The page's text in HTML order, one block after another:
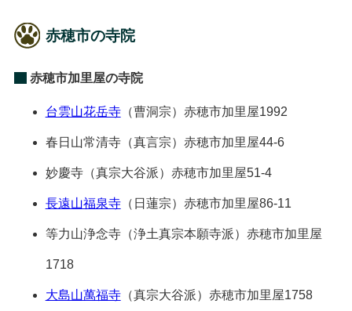
赤穂市の寺院
赤穂市加里屋の寺院
台雲山花岳寺（曹洞宗） 赤穂市加里屋1992
春日山常清寺（真言宗） 赤穂市加里屋44-6
妙慶寺（真宗大谷派） 赤穂市加里屋51-4
長遠山福泉寺（日蓮宗） 赤穂市加里屋86-11
等力山浄念寺（浄土真宗本願寺派） 赤穂市加里屋
1718
大島山萬福寺（真宗大谷派） 赤穂市加里屋1758